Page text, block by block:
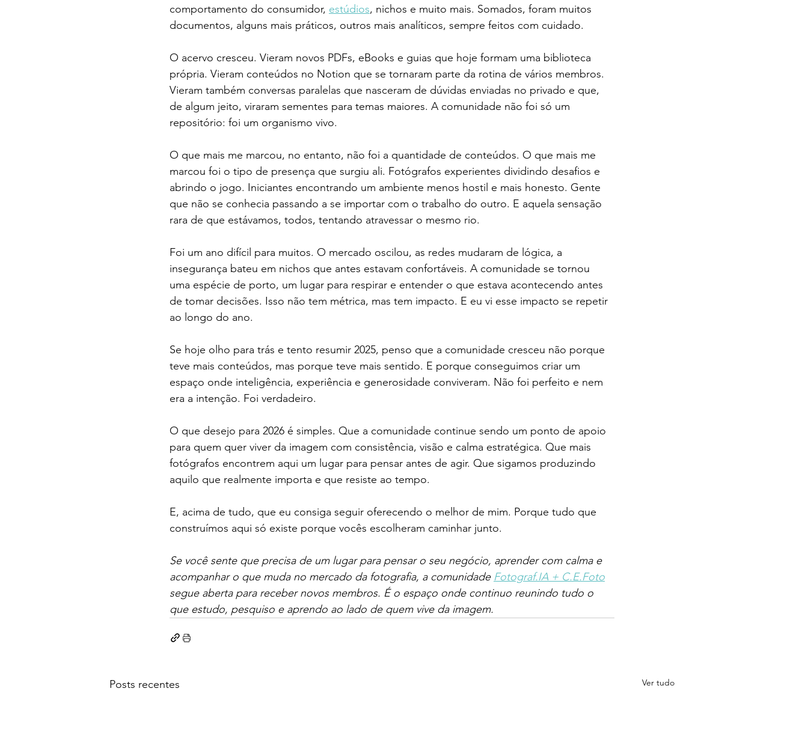
comportamento do consumidor, estúdios, nichos e muito mais. Somados, foram muitos
documentos, alguns mais práticos, outros mais analíticos, sempre feitos com cuidado.
O acervo cresceu. Vieram novos PDFs, eBooks e guias que hoje formam uma biblioteca
própria. Vieram conteúdos no Notion que se tornaram parte da rotina de vários membros.
Vieram também conversas paralelas que nasceram de dúvidas enviadas no privado e que,
de algum jeito, viraram sementes para temas maiores. A comunidade não foi só um
repositório: foi um organismo vivo.
O que mais me marcou, no entanto, não foi a quantidade de conteúdos. O que mais me
marcou foi o tipo de presença que surgiu ali. Fotógrafos experientes dividindo desafios e
abrindo o jogo. Iniciantes encontrando um ambiente menos hostil e mais honesto. Gente
que não se conhecia passando a se importar com o trabalho do outro. E aquela sensação
rara de que estávamos, todos, tentando atravessar o mesmo rio.
Foi um ano difícil para muitos. O mercado oscilou, as redes mudaram de lógica, a
insegurança bateu em nichos que antes estavam confortáveis. A comunidade se tornou
uma espécie de porto, um lugar para respirar e entender o que estava acontecendo antes
de tomar decisões. Isso não tem métrica, mas tem impacto. E eu vi esse impacto se repetir
ao longo do ano.
Se hoje olho para trás e tento resumir 2025, penso que a comunidade cresceu não porque
teve mais conteúdos, mas porque teve mais sentido. E porque conseguimos criar um
espaço onde inteligência, experiência e generosidade conviveram. Não foi perfeito e nem
era a intenção. Foi verdadeiro.
O que desejo para 2026 é simples. Que a comunidade continue sendo um ponto de apoio
para quem quer viver da imagem com consistência, visão e calma estratégica. Que mais
fotógrafos encontrem aqui um lugar para pensar antes de agir. Que sigamos produzindo
aquilo que realmente importa e que resiste ao tempo.
E, acima de tudo, que eu consiga seguir oferecendo o melhor de mim. Porque tudo que
construímos aqui só existe porque vocês escolheram caminhar junto.
Se você sente que precisa de um lugar para pensar o seu negócio, aprender com calma e
acompanhar o que muda no mercado da fotografia, a comunidade Fotograf.IA + C.E.Foto
segue aberta para receber novos membros. É o espaço onde continuo reunindo tudo o
que estudo, pesquiso e aprendo ao lado de quem vive da imagem.
Posts recentes Ver tudo